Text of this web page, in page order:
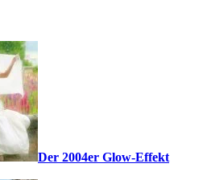
Der 2004er Glow-Effekt